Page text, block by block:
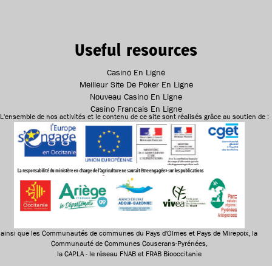
Useful resources
Casino En Ligne
Meilleur Site De Poker En Ligne
Nouveau Casino En Ligne
Casino Francais En Ligne
L'ensemble de nos activités et le contenu de ce site sont réalisés grâce au soutien de :
ainsi que les Communautés de communes du Pays d'Olmes et Pays de Mirepoix, la
Communauté de Communes Couserans-Pyrénées,
la CAPLA - le réseau FNAB et FRAB Biooccitanie